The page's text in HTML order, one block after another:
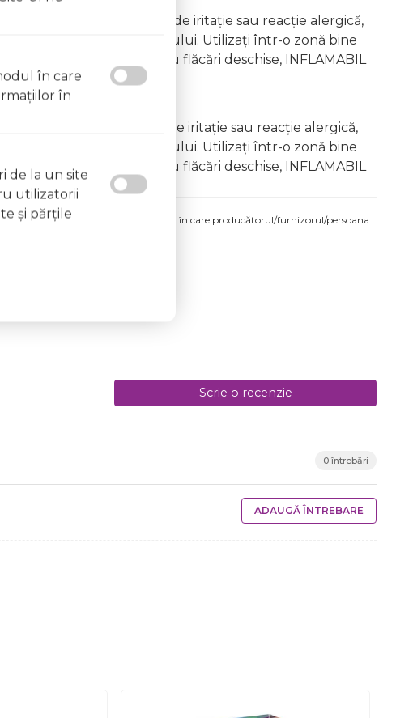
îndemâna copiilor În caz de iritație sau reacție alergică,
vapourilor produsului. Utilizați într-o zonă bine
la surse de căldură sau flăcări deschise, INFLAMABIL
copiilor În caz de iritație sau reacție alergică,
vapourilor produsului. Utilizați într-o zonă bine
la surse de căldură sau flăcări deschise, INFLAMABIL
produsului comandat pot fi acelea în care producătorul/furnizorul/persoana
pe etichetele produsului fizic.
Scrie o recenzie
0 întrebări
ADAUGĂ ÎNTREBARE
în care
în
de la un site
utilizatorii
şi părţile